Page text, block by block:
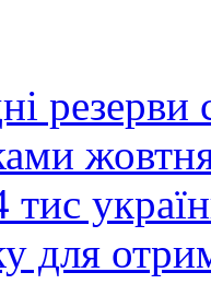
для